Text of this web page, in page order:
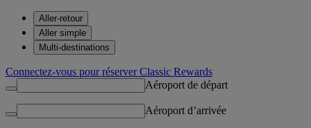
Aller-retour
Aller simple
Multi-destinations
Connectez-vous pour réserver Classic Rewards
Aéroport de départ
Aéroport d’arrivée